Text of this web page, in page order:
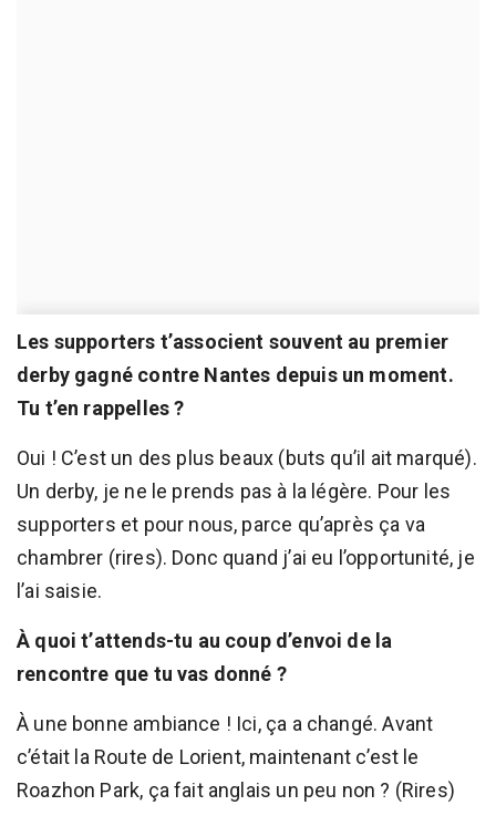
Les supporters t’associent souvent au premier
derby gagné contre Nantes depuis un moment.
Tu t’en rappelles ?
Oui ! C’est un des plus beaux (buts qu’il ait marqué).
Un derby, je ne le prends pas à la légère. Pour les
supporters et pour nous, parce qu’après ça va
chambrer (rires). Donc quand j’ai eu l’opportunité, je
l’ai saisie.
À quoi t’attends-tu au coup d’envoi de la
rencontre que tu vas donné ?
À une bonne ambiance ! Ici, ça a changé. Avant
c’était la Route de Lorient, maintenant c’est le
Roazhon Park, ça fait anglais un peu non ? (Rires)